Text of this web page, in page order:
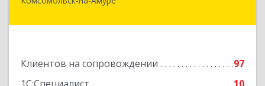
Клиентов на сопровождении
97